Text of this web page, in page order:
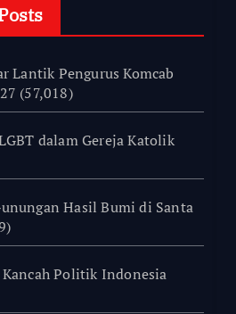
Lantik Pengurus Komcab
(57,018)
dalam Gereja Katolik
Hasil Bumi di Santa
Politik Indonesia